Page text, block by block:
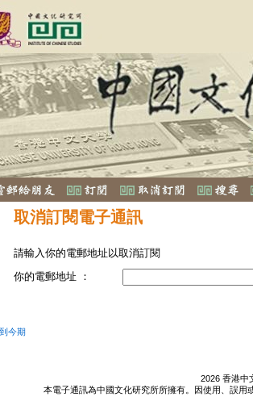
取消訂閱電子通訊
請輸入你的電郵地址以取消訂閱
你的電郵地址 ：
今期
2026 香港中
本電子通訊為中國文化研究所所擁有。因使用、誤